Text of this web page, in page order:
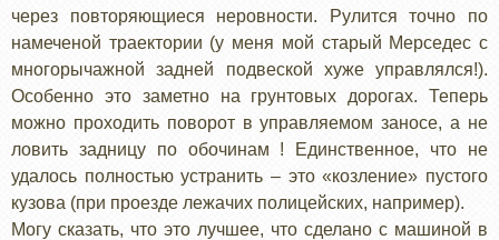
через повторяющиеся неровности. Рулится точно по
намеченой траектории (у меня мой старый Мерседес с
многорычажной задней подвеской хуже управлялся!).
Особенно это заметно на грунтовых дорогах. Теперь
можно проходить поворот в управляемом заносе, а не
ловить задницу по обочинам ! Единственное, что не
удалось полностью устранить – это «козление» пустого
кузова (при проезде лежачих полицейских, например).
Могу сказать, что это лучшее, что сделано с машиной в